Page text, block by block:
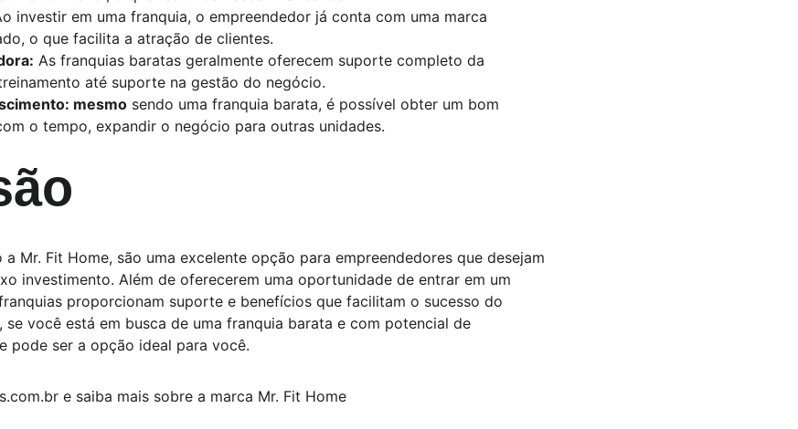
investir em uma franquia, o empreendedor já conta com uma marca
o que facilita a atração de clientes.
As franquias baratas geralmente oferecem suporte completo da
até suporte na gestão do negócio.
mesmo sendo uma franquia barata, é possível obter um bom
o tempo, expandir o negócio para outras unidades.
Mr. Fit Home, são uma excelente opção para empreendedores que desejam
investimento. Além de oferecerem uma oportunidade de entrar em um
proporcionam suporte e benefícios que facilitam o sucesso do
você está em busca de uma franquia barata e com potencial de
pode ser a opção ideal para você.
e saiba mais sobre a marca Mr. Fit Home